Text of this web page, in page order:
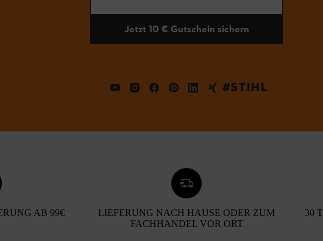
Jetzt 10 € Gutschein sichern
#STIHL
AB 99€
LIEFERUNG NACH HAUSE ODER ZUM
FACHHANDEL VOR ORT
30